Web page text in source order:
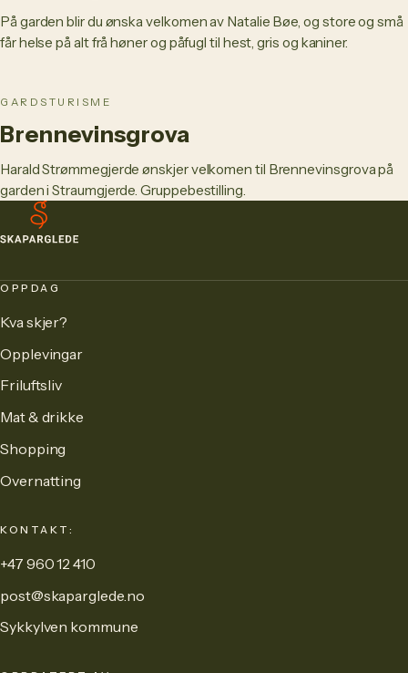
På garden blir du ønska velkomen av Natalie Bøe, og store og små
får helse på alt frå høner og påfugl til hest, gris og kaniner.
GARDSTURISME
Brennevinsgrova
Harald Strømmegjerde ønskjer velkomen til Brennevinsgrova på
garden i Straumgjerde. Gruppebestilling.
OPPDAG
Kva skjer?
Opplevingar
Friluftsliv
Mat & drikke
Shopping
Overnatting
KONTAKT:
+47 960 12 410
post@skaparglede.no
Sykkylven kommune